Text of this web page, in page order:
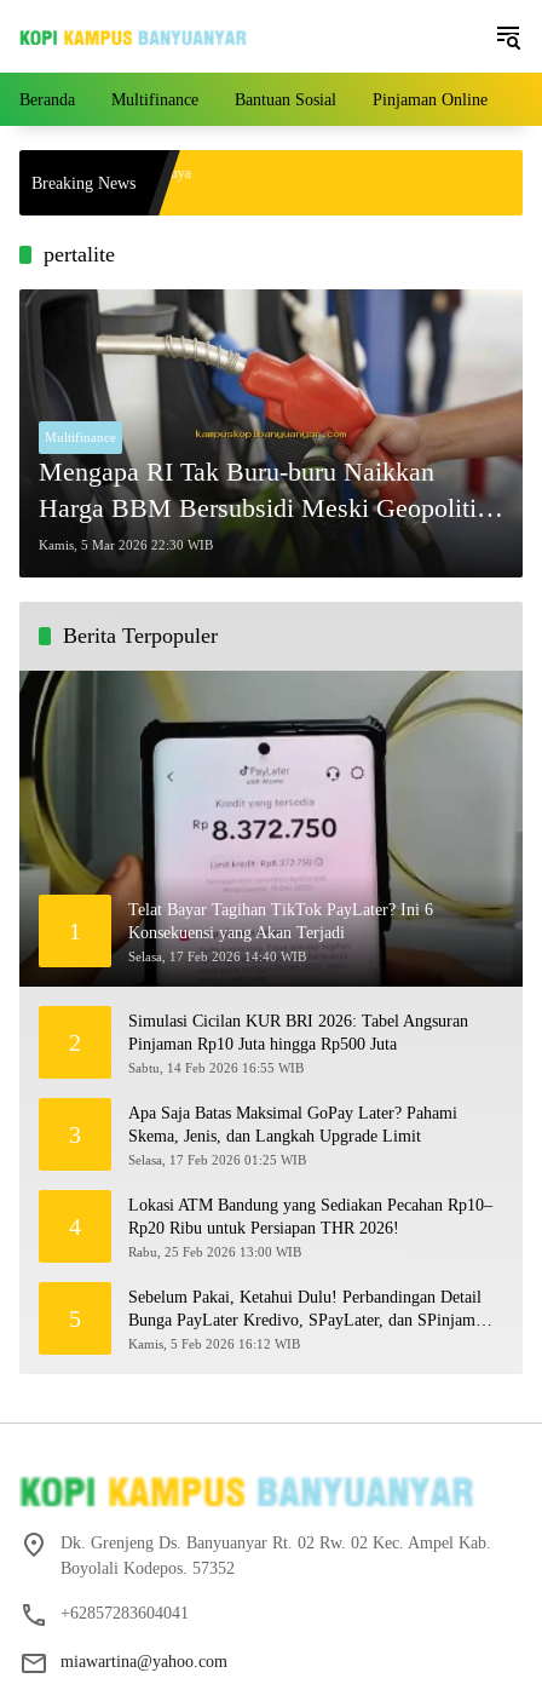
Beranda Multifinance Bantuan Sosial Pinjaman Online
Breaking News
yang Akhirnya Punya
Tahun Menikah!
pertalite
Multifinance
Mengapa RI Tak Buru-buru Naikkan
Harga BBM Bersubsidi Meski Geopolitik
Timur Tengah Memanas?
Kamis, 5 Mar 2026 22:30 WIB
Berita Terpopuler
1
Telat Bayar Tagihan TikTok PayLater? Ini 6
Konsekuensi yang Akan Terjadi
Selasa, 17 Feb 2026 14:40 WIB
2
Simulasi Cicilan KUR BRI 2026: Tabel Angsuran
Pinjaman Rp10 Juta hingga Rp500 Juta
Sabtu, 14 Feb 2026 16:55 WIB
3
Apa Saja Batas Maksimal GoPay Later? Pahami
Skema, Jenis, dan Langkah Upgrade Limit
Selasa, 17 Feb 2026 01:25 WIB
4
Lokasi ATM Bandung yang Sediakan Pecahan Rp10–
Rp20 Ribu untuk Persiapan THR 2026!
Rabu, 25 Feb 2026 13:00 WIB
5
Sebelum Pakai, Ketahui Dulu! Perbandingan Detail
Bunga PayLater Kredivo, SPayLater, dan SPinjam
2026
Kamis, 5 Feb 2026 16:12 WIB
Dk. Grenjeng Ds. Banyuanyar Rt. 02 Rw. 02 Kec. Ampel Kab.
Boyolali Kodepos. 57352
+62857283604041
miawartina@yahoo.com